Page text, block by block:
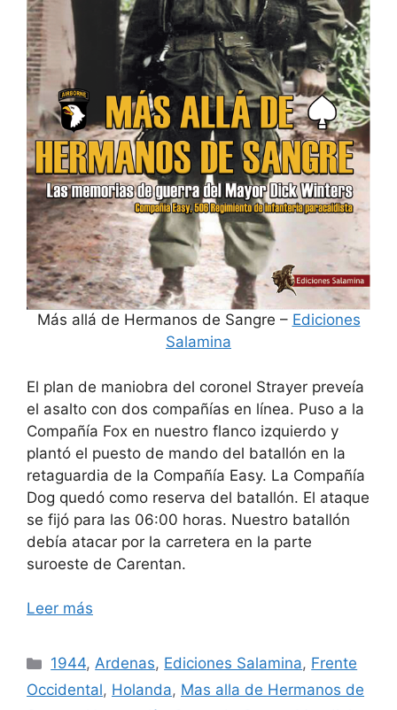
Más allá de Hermanos de Sangre – Ediciones
Salamina
El plan de maniobra del coronel Strayer preveía
el asalto con dos compañías en línea. Puso a la
Compañía Fox en nuestro flanco izquierdo y
plantó el puesto de mando del batallón en la
retaguardia de la Compañía Easy. La Compañía
Dog quedó como reserva del batallón. El ataque
se fijó para las 06:00 horas. Nuestro batallón
debía atacar por la carretera en la parte
suroeste de Carentan.
Leer más
Categorías
1944,Ardenas, Ediciones Salamina, Frente
Occidental, Holanda, Mas alla de Hermanos de